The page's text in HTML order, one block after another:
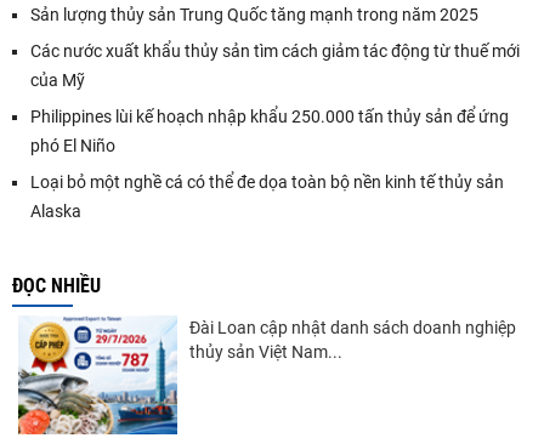
Sản lượng thủy sản Trung Quốc tăng mạnh trong năm 2025
Các nước xuất khẩu thủy sản tìm cách giảm tác động từ thuế mới
của Mỹ
Philippines lùi kế hoạch nhập khẩu 250.000 tấn thủy sản để ứng
phó El Niño
Loại bỏ một nghề cá có thể đe dọa toàn bộ nền kinh tế thủy sản
Alaska
ĐỌC NHIỀU
Đài Loan cập nhật danh sách doanh nghiệp
thủy sản Việt Nam...